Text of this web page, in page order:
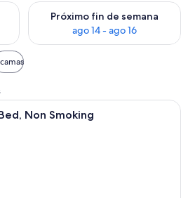
este fin de semana ago 7 -
Próximo fin de semana
ago 14 - ago 16
Consulta la disponibilidad
Habitación de hotel con una cama,
Non Smoking